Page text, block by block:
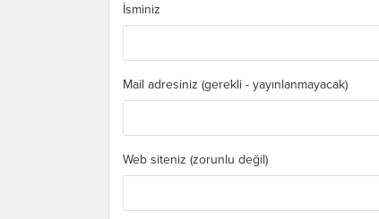
İsminiz
Mail adresiniz (gerekli - yayınlanmayacak)
Web siteniz (zorunlu değil)